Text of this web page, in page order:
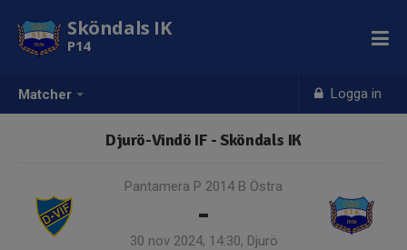
Matcher Logga in
Sköndals IK
P14
Djurö-Vindö IF - Sköndals IK
Pantamera P 2014 B Östra
-
30 nov 2024, 14:30, Djurö